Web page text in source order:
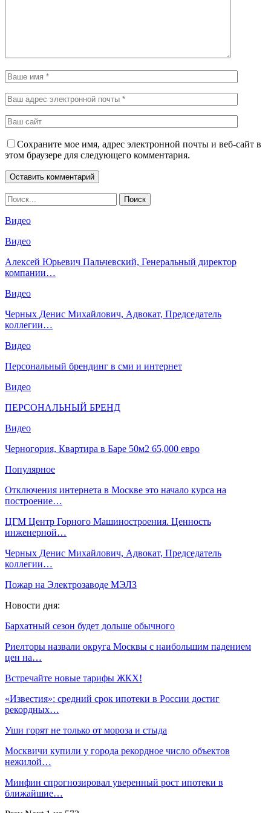
Сохраните мое имя, адрес электронной почты и веб-сайт в
этом браузере для следующего комментария.
Видео
Видео
Алексей Юрьевич Пальчевский, Генеральный директор
компании…
Видео
Черных Денис Михайлович, Адвокат, Председатель
коллегии…
Видео
Персональный брендинг в сми и интернет
Видео
ПЕРСОНАЛЬНЫЙ БРЕНД
Видео
Черногория, Квартира в Баре 50м2 65,000 евро
Популярное
Отключения интернета в Москве это начало курса на
построение…
ЦГМ Центр Горного Машиностроения. Ценность
инженерной…
Черных Денис Михайлович, Адвокат, Председатель
коллегии…
Пожар на Электрозаводе МЭЛЗ
Новости дня:
Бархатный сезон будет дольше обычного
Риелторы назвали округа Москвы с наибольшим падением
цен на…
Встречайте новые тарифы ЖКХ!
«Известия»: средний срок ипотеки в России достиг
рекордных…
Уши горят не только от мороза и стыда
Москвичи купили у города рекордное число объектов
нежилой…
Минфин спрогнозировал уверенный рост ипотеки в
ближайшие…